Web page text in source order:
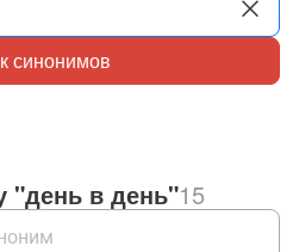
синонимов
"день в день"15